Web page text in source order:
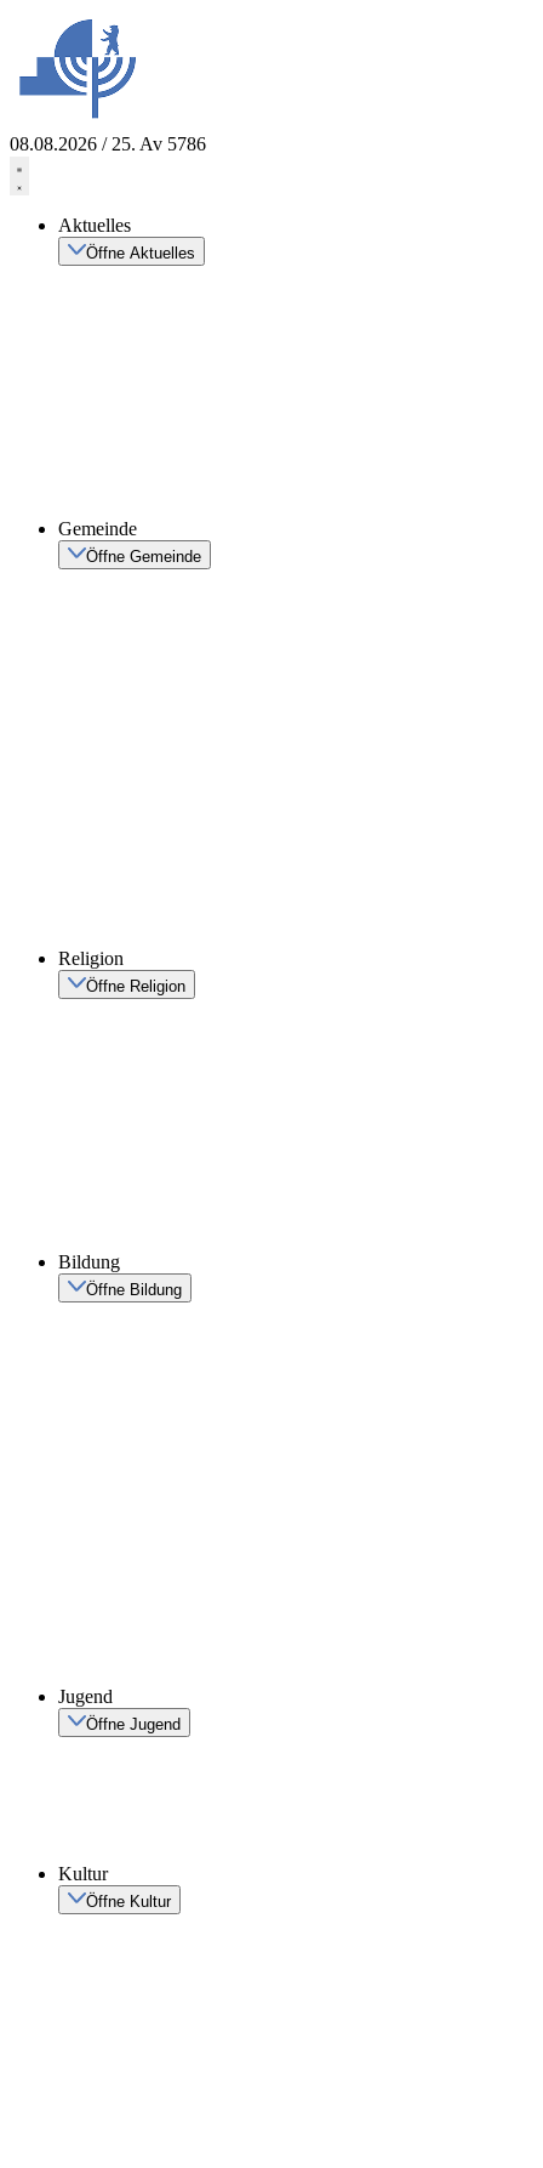
springen
08.08.2026 / 25. Av 5786
Aktuelles
Öffne Aktuelles
Gemeinde
Öffne Gemeinde
Religion
Öffne Religion
Bildung
Öffne Bildung
Jugend
Öffne Jugend
Kultur
Öffne Kultur